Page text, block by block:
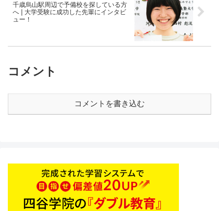
千歳烏山駅周辺で予備校を探している方
へ | 大学受験に成功した先輩にインタビ
ュー！
コメント
コメントを書き込む